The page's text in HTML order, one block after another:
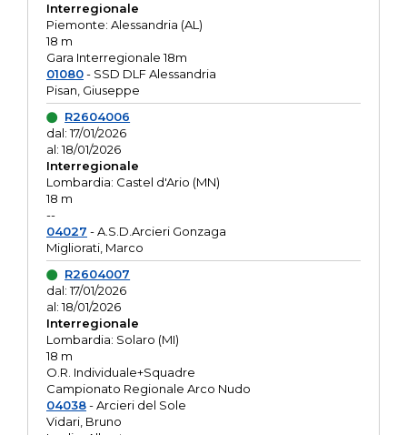
Interregionale
Piemonte: Alessandria (AL)
18 m
Gara Interregionale 18m
01080- SSD DLF Alessandria
Pisan, Giuseppe
R2604006
dal: 17/01/2026
al: 18/01/2026
Interregionale
Lombardia: Castel d'Ario (MN)
18 m
--
04027 - A.S.D.Arcieri Gonzaga
Migliorati, Marco
R2604007
dal: 17/01/2026
al: 18/01/2026
Interregionale
Lombardia: Solaro (MI)
18 m
O.R. Individuale+Squadre
Campionato Regionale Arco Nudo
04038- Arcieri del Sole
Vidari, Bruno